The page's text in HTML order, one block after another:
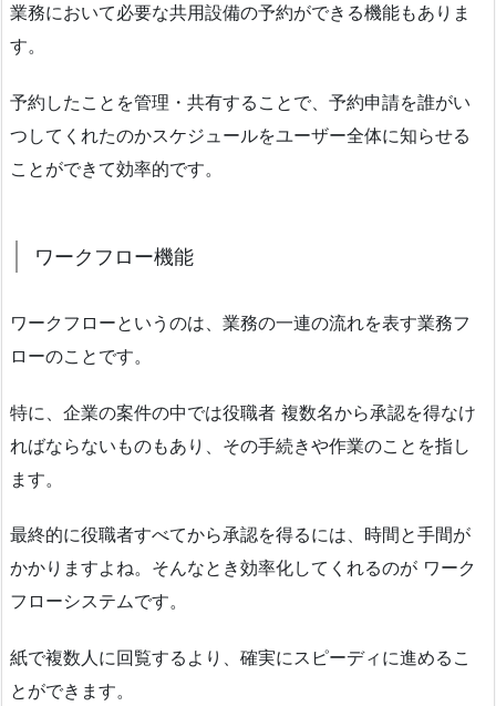
業務において必要な共用設備の予約ができる機能もありま
す。
予約したことを管理・共有することで、予約申請を誰がい
つしてくれたのかスケジュールをユーザー全体に知らせる
ことができて効率的です。
ワークフロー機能
ワークフローというのは、業務の一連の流れを表す業務フ
ローのことです。
特に、企業の案件の中では役職者 複数名から承認を得なけ
ればならないものもあり、その手続きや作業のことを指し
ます。
最終的に役職者すべてから承認を得るには、時間と手間が
かかりますよね。そんなとき効率化してくれるのが ワーク
フローシステムです。
紙で複数人に回覧するより、確実にスピーディに進めるこ
とができます。